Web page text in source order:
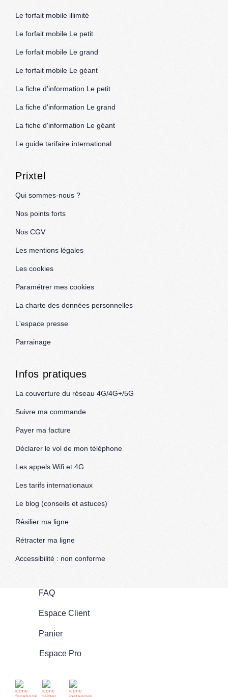
Le forfait mobile illimité
Le forfait mobile Le petit
Le forfait mobile Le grand
Le forfait mobile Le géant
La fiche d'information Le petit
La fiche d'information Le grand
La fiche d'information Le géant
Le guide tarifaire international
Prixtel
Qui sommes-nous ?
Nos points forts
Nos CGV
Les mentions légales
Les cookies
Paramétrer mes cookies
La charte des données personnelles
L'espace presse
Parrainage
Infos pratiques
La couverture du réseau 4G/4G+/5G
Suivre ma commande
Payer ma facture
Déclarer le vol de mon téléphone
Les appels Wifi et 4G
Les tarifs internationaux
Le blog (conseils et astuces)
Résilier ma ligne
Rétracter ma ligne
Accessibilité : non conforme
FAQ
Espace Client
Panier
Espace Pro